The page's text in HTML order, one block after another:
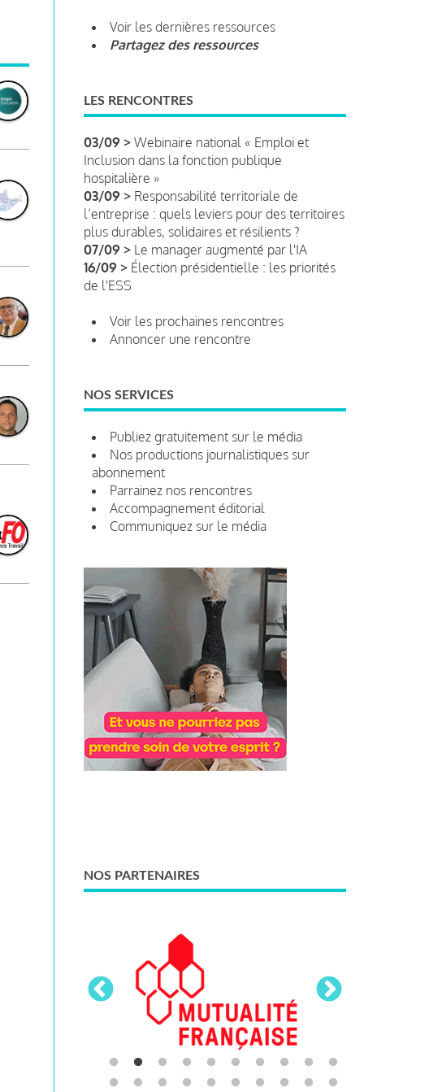
Voir les dernières ressources
Partagez des ressources
LES RENCONTRES
03/09 > Webinaire national « Emploi et
Inclusion dans la fonction publique
hospitalière »
03/09 > Responsabilité territoriale de
l’entreprise : quels leviers pour des territoires
plus durables, solidaires et résilients ?
07/09 > Le manager augmenté par l'IA
16/09 > Élection présidentielle : les priorités
de l'ESS
Voir les prochaines rencontres
Annoncer une rencontre
NOS SERVICES
Publiez gratuitement sur le média
Nos productions journalistiques sur
abonnement
Parrainez nos rencontres
Accompagnement éditorial
Communiquez sur le média
NOS PARTENAIRES